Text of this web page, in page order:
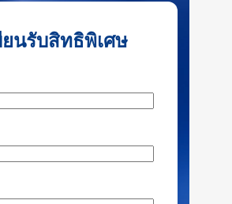
ยนรับสิทธิพิเศษ